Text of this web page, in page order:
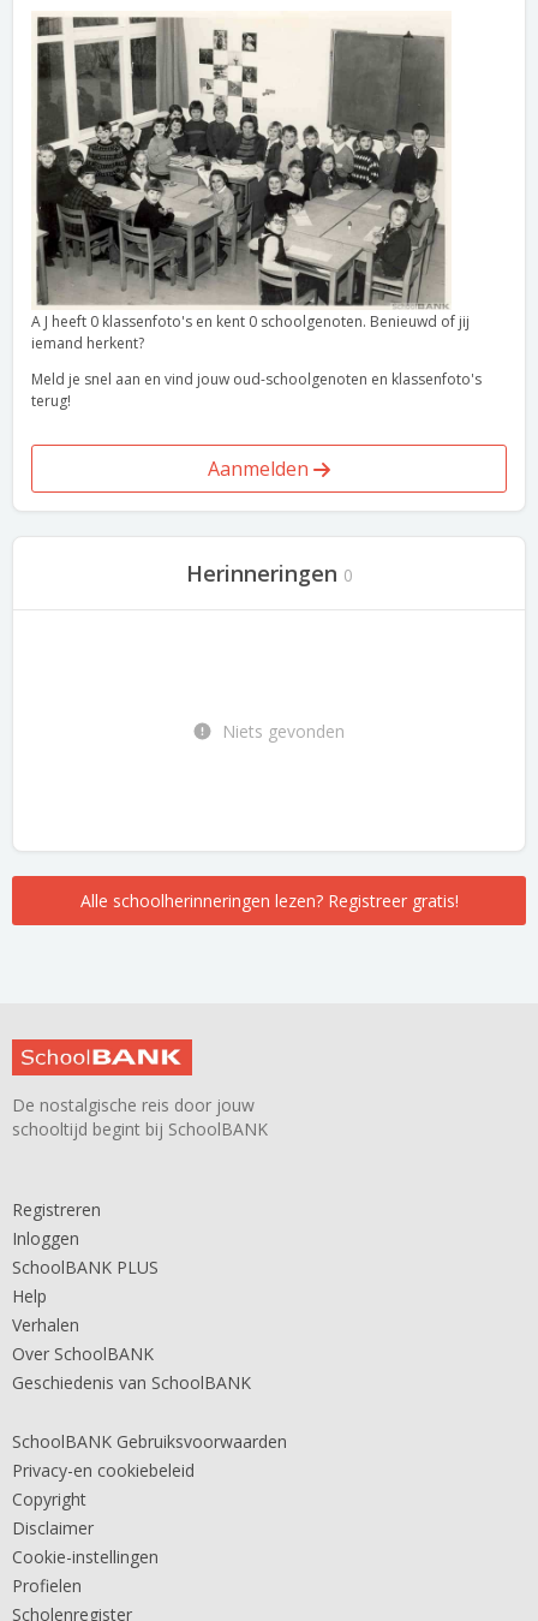
A J heeft 0 klassenfoto's en kent 0 schoolgenoten. Benieuwd of jij
iemand herkent?
Meld je snel aan en vind jouw oud-schoolgenoten en klassenfoto's
terug!
Aanmelden
Herinneringen 0
Niets gevonden
Alle schoolherinneringen lezen? Registreer gratis!
De nostalgische reis door jouw
schooltijd begint bij SchoolBANK
Registreren
Inloggen
SchoolBANK PLUS
Help
Verhalen
Over SchoolBANK
Geschiedenis van SchoolBANK
SchoolBANK Gebruiksvoorwaarden
Privacy-en cookiebeleid
Copyright
Disclaimer
Cookie-instellingen
Profielen
Scholenregister